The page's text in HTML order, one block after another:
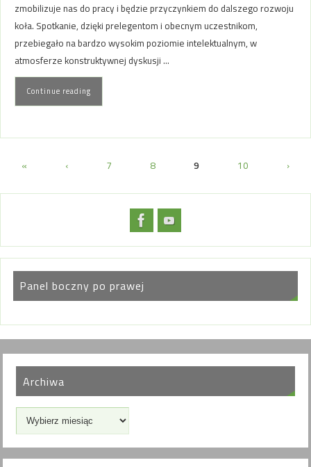
zmobilizuje nas do pracy i będzie przyczynkiem do dalszego rozwoju
koła. Spotkanie, dzięki prelegentom i obecnym uczestnikom,
przebiegało na bardzo wysokim poziomie intelektualnym, w
atmosferze konstruktywnej dyskusji …
Continue reading
« ‹ 7 8 9 10 ›
Panel boczny po prawej
Archiwa